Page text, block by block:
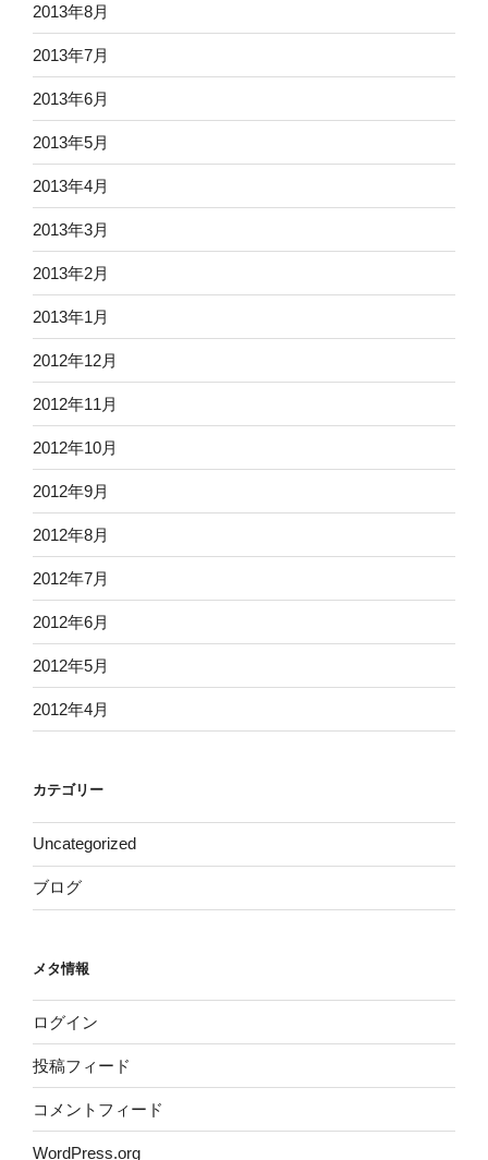
2013年8月
2013年7月
2013年6月
2013年5月
2013年4月
2013年3月
2013年2月
2013年1月
2012年12月
2012年11月
2012年10月
2012年9月
2012年8月
2012年7月
2012年6月
2012年5月
2012年4月
カテゴリー
Uncategorized
ブログ
メタ情報
ログイン
投稿フィード
コメントフィード
WordPress.org